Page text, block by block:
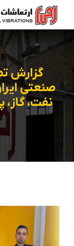
گزارش
صنعتی
نفت،